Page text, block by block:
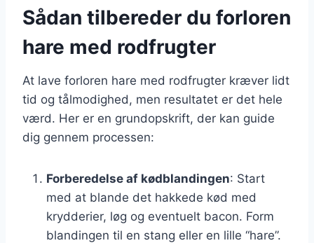
Sådan tilbereder du forloren
hare med rodfrugter
At lave forloren hare med rodfrugter kræver lidt
tid og tålmodighed, men resultatet er det hele
værd. Her er en grundopskrift, der kan guide
dig gennem processen:
Forberedelse af kødblandingen: Start
med at blande det hakkede kød med
krydderier, løg og eventuelt bacon. Form
blandingen til en stang eller en lille “hare”.